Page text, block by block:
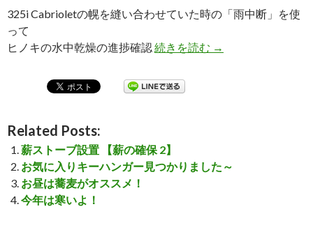
325i Cabrioletの幌を縫い合わせていた時の「雨中断」を使
って
ヒノキの水中乾燥の進捗確認続きを読む ヒノキの水中乾燥
→
Related Posts:
薪ストーブ設置 【薪の確保 2】
お気に入りキーハンガー見つかりました～
お昼は蕎麦がオススメ！
今年は寒いよ！